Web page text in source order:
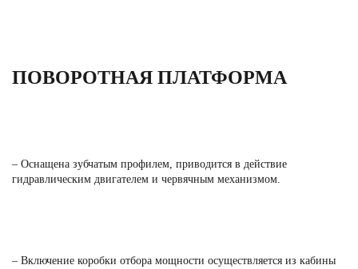
ПОВОРОТНАЯ ПЛАТФОРМА
– Оснащена зубчатым профилем, приводится в действие
гидравлическим двигателем и червячным механизмом.
– Включение коробки отбора мощности осуществляется из кабины